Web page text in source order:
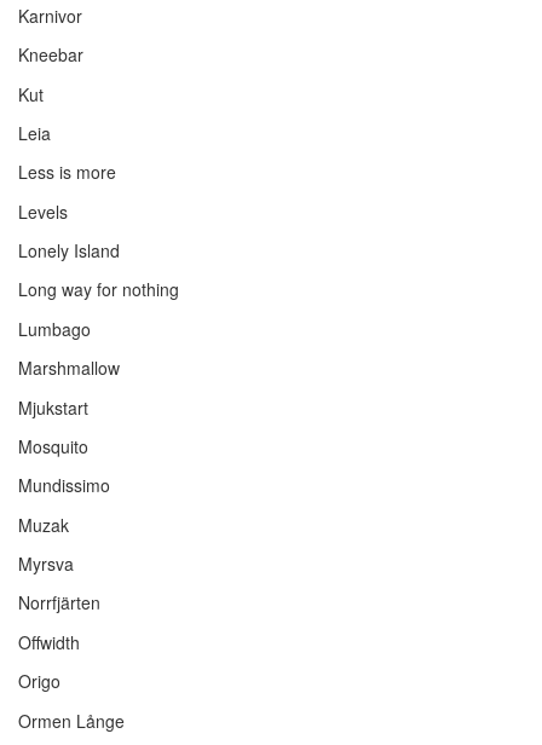
Karnivor
Kneebar
Kut
Leia
Less is more
Levels
Lonely Island
Long way for nothing
Lumbago
Marshmallow
Mjukstart
Mosquito
Mundissimo
Muzak
Myrsva
Norrfjärten
Offwidth
Origo
Ormen Långe